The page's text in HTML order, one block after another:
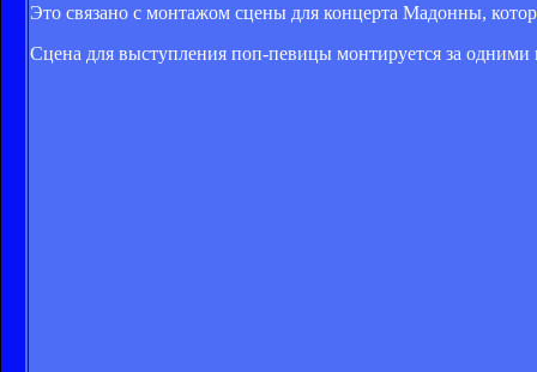
Это связано с монтажом сцены для концерта Мадонны,
Сцена для выступления поп-певицы монтируется за одними